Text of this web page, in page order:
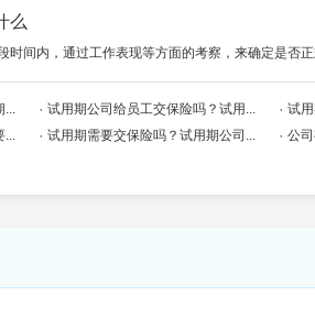
么
时间内，通过工作表现等方面的考察，来确定是否
... 试用期公司给员工交保险吗？试用...
试
...
试用期需要交保险吗？试用期公司... 公